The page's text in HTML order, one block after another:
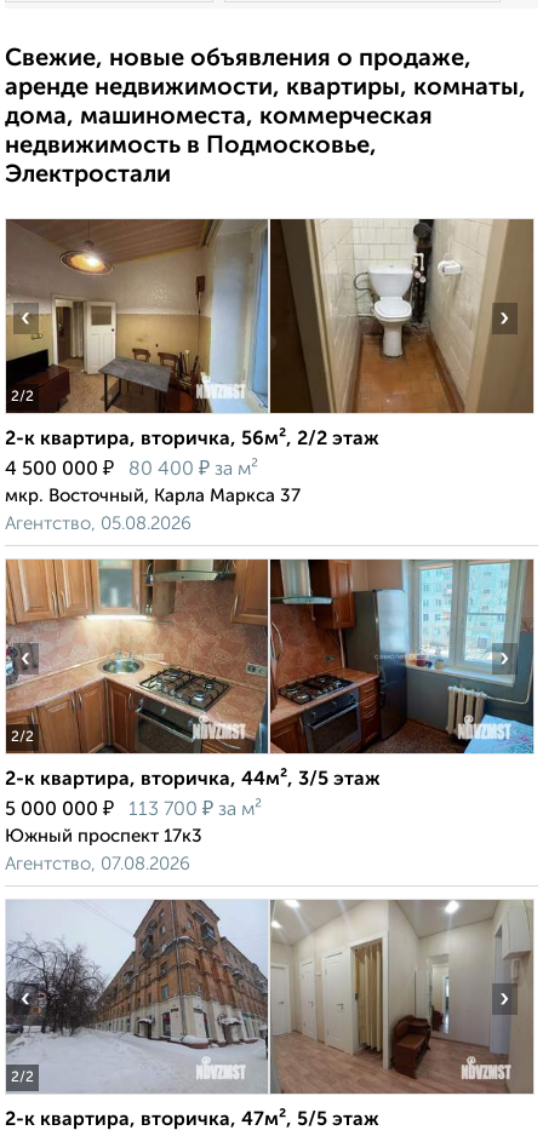
Свежие, новые объявления о продаже,
аренде недвижимости, квартиры, комнаты,
дома, машиноместа, коммерческая
недвижимость в Подмосковье,
Электростали
2/2
‹ ›
2-к квартира, вторичка, 56м², 2/2 этаж
4 500 000 ₽ 80 400 ₽ за м²
мкр. Восточный, Карла Маркса 37
Агентство, 05.08.2026
2/2
‹ ›
2-к квартира, вторичка, 44м², 3/5 этаж
5 000 000 ₽ 113 700 ₽ за м²
Южный проспект 17к3
Агентство, 07.08.2026
2/2
‹ ›
2-к квартира, вторичка, 47м², 5/5 этаж